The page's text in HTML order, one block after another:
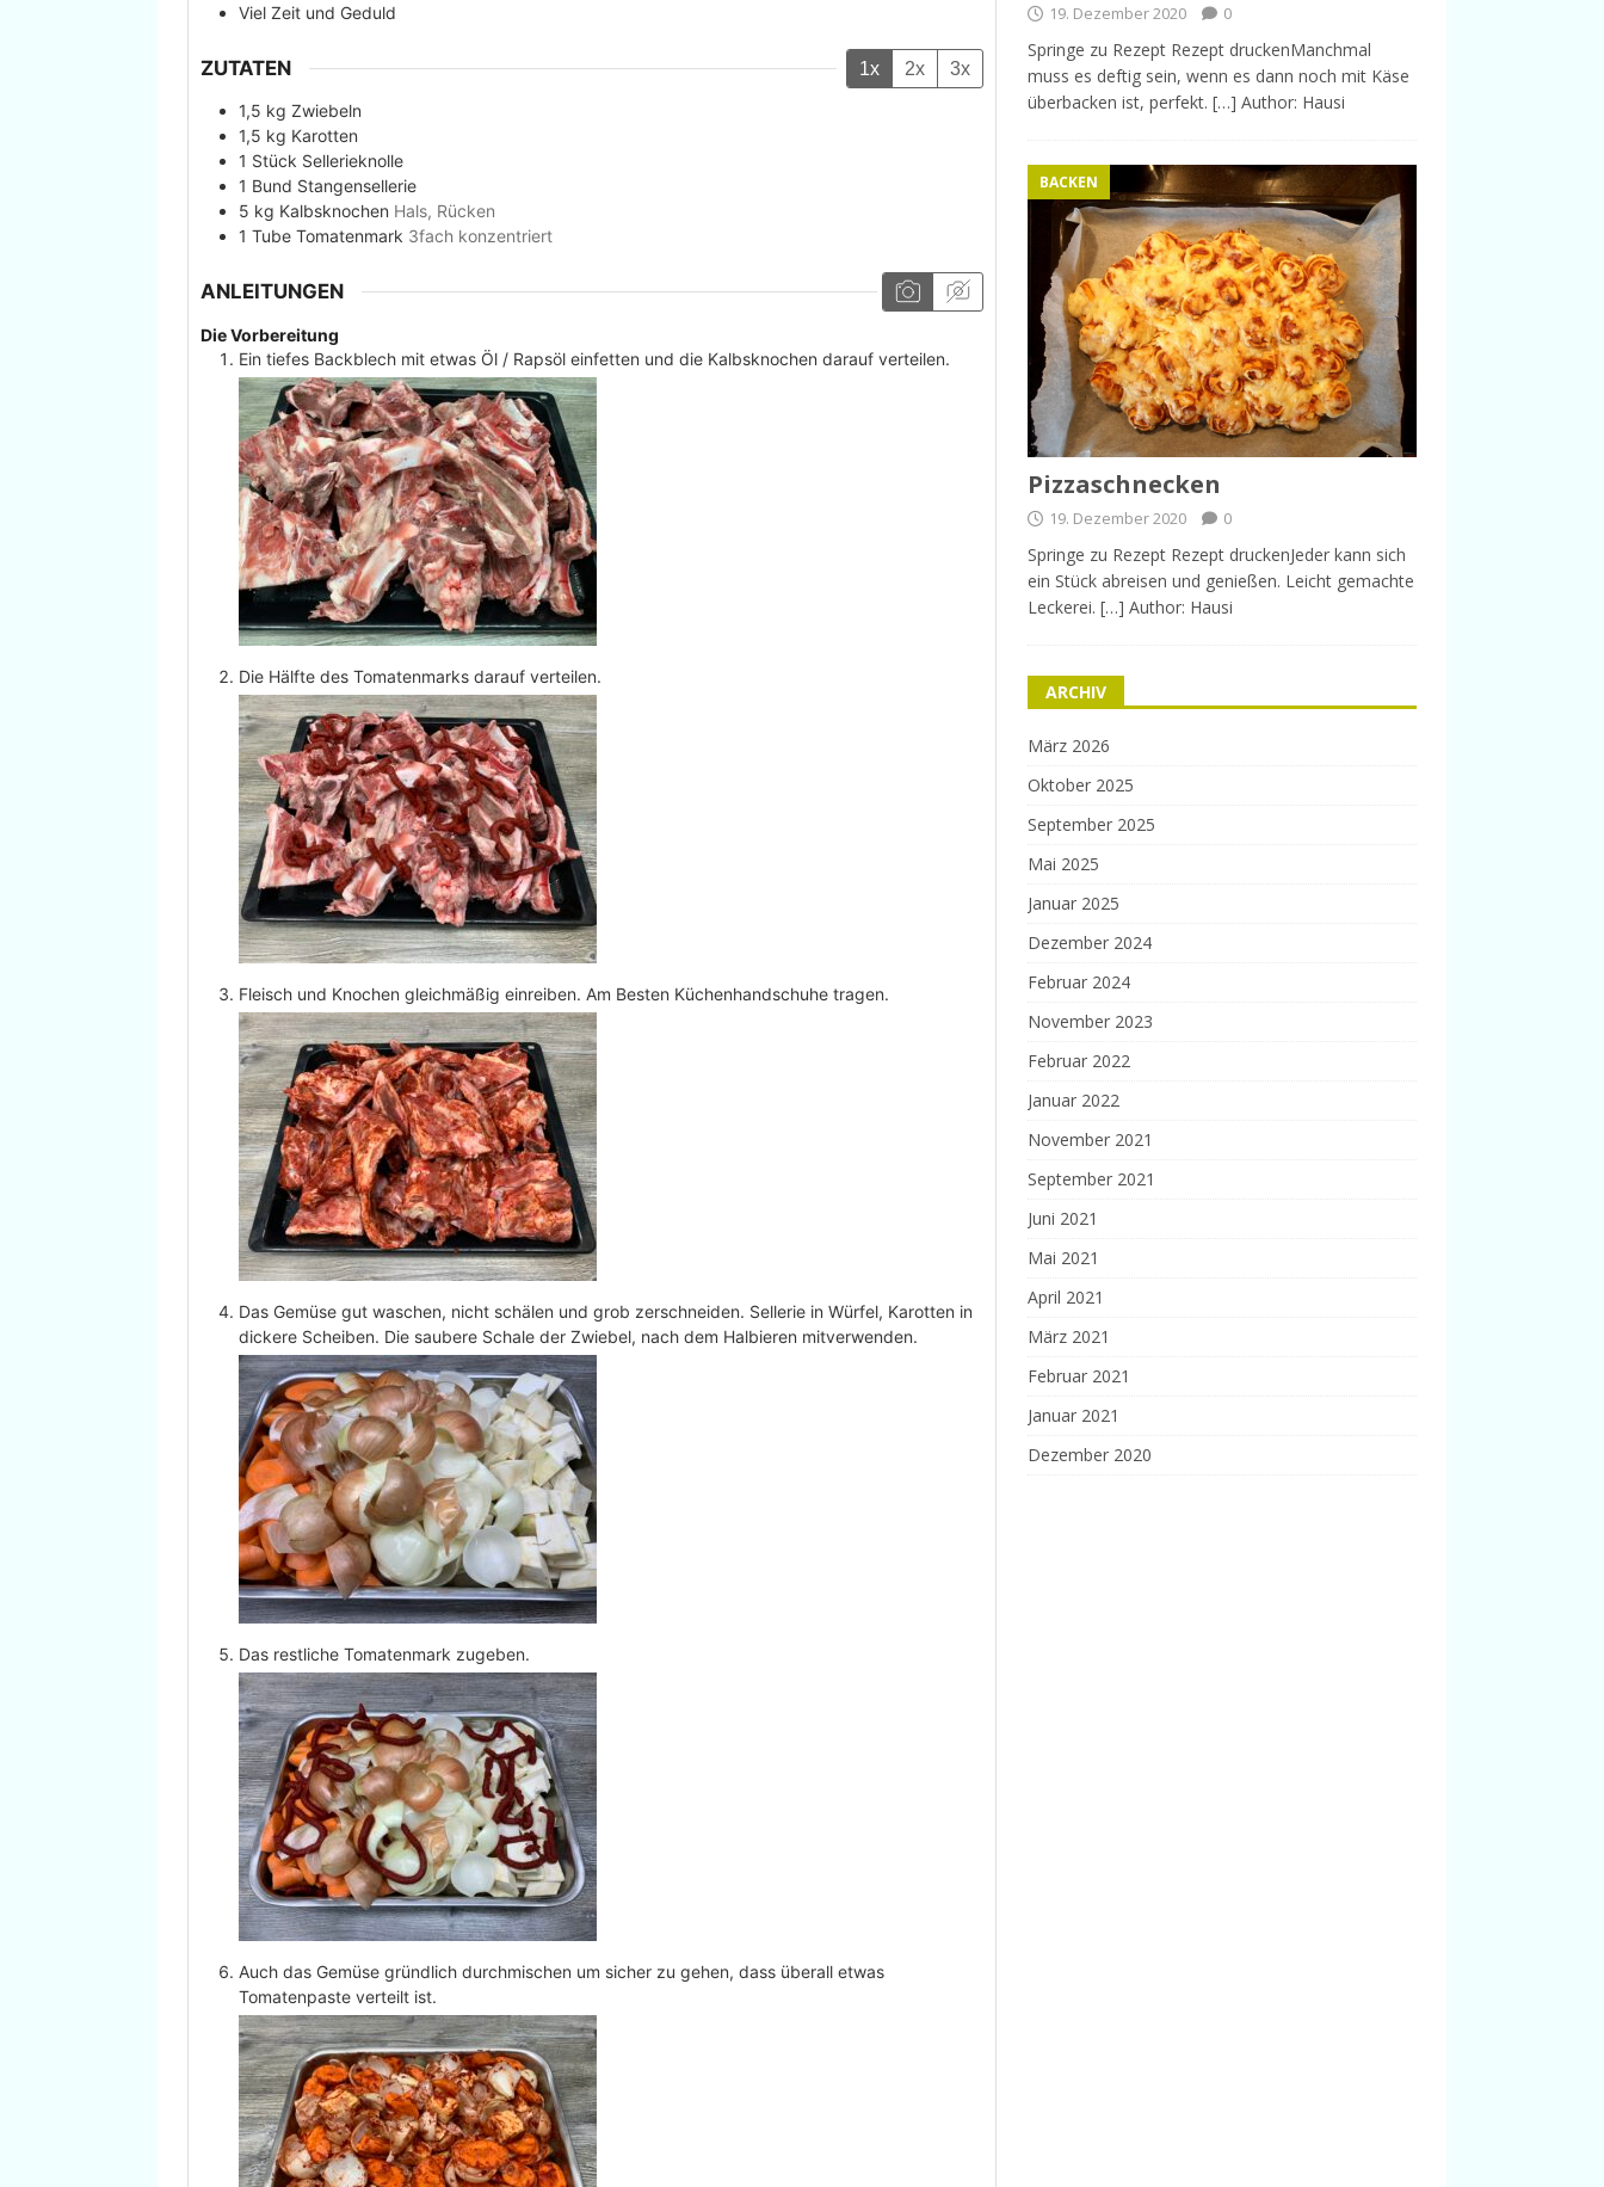
Viel Zeit und Geduld
ZUTATEN 1x 2x 3x
1,5 kg Zwiebeln
1,5 kg Karotten
1 Stück Sellerieknolle
1 Bund Stangensellerie
5 kg Kalbsknochen Hals, Rücken
1 Tube Tomatenmark 3fach konzentriert
ANLEITUNGEN
Die Vorbereitung
Ein tiefes Backblech mit etwas Öl / Rapsöl einfetten und die Kalbsknochen darauf verteilen.
Die Hälfte des Tomatenmarks darauf verteilen.
Fleisch und Knochen gleichmäßig einreiben. Am Besten Küchenhandschuhe tragen.
Das Gemüse gut waschen, nicht schälen und grob zerschneiden. Sellerie in Würfel, Karotten in
dickere Scheiben. Die saubere Schale der Zwiebel, nach dem Halbieren mitverwenden.
Das restliche Tomatenmark zugeben.
Auch das Gemüse gründlich durchmischen um sicher zu gehen, dass überall etwas
Tomatenpaste verteilt ist.
19. Dezember 2020 0
Springe zu Rezept Rezept druckenManchmal
muss es deftig sein, wenn es dann noch mit Käse
überbacken ist, perfekt. […] Author: Hausi
Pizzaschnecken
BACKEN
19. Dezember 2020 0
Springe zu Rezept Rezept druckenJeder kann sich
ein Stück abreisen und genießen. Leicht gemachte
Leckerei. […] Author: Hausi
ARCHIV
März 2026
Oktober 2025
September 2025
Mai 2025
Januar 2025
Dezember 2024
Februar 2024
November 2023
Februar 2022
Januar 2022
November 2021
September 2021
Juni 2021
Mai 2021
April 2021
März 2021
Februar 2021
Januar 2021
Dezember 2020